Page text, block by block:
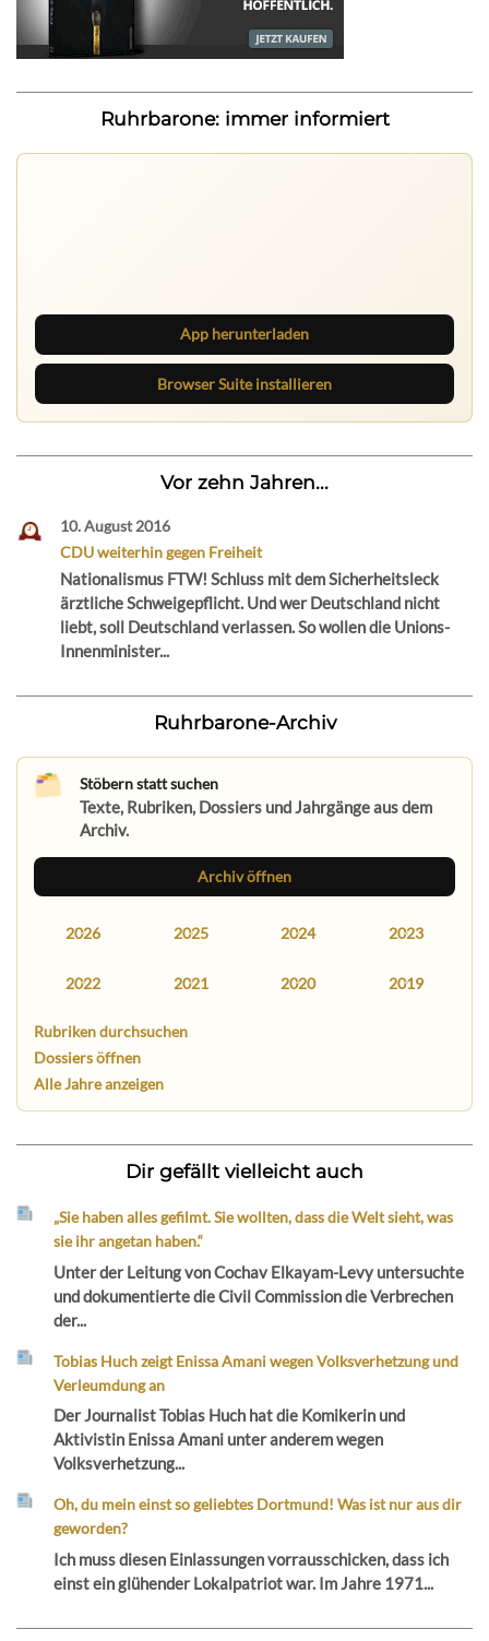
Ruhrbarone: immer informiert
App herunterladen
Browser Suite installieren
Vor zehn Jahren...
10. August 2016
CDU weiterhin gegen Freiheit
Nationalismus FTW! Schluss mit dem Sicherheitsleck
ärztliche Schweigepflicht. Und wer Deutschland nicht
liebt, soll Deutschland verlassen. So wollen die Unions-
Innenminister...
Ruhrbarone-Archiv
Stöbern statt suchen
Texte, Rubriken, Dossiers und Jahrgänge aus dem
Archiv.
Archiv öffnen
2026 2025 2024 2023
2022 2021 2020 2019
Rubriken durchsuchen
Dossiers öffnen
Alle Jahre anzeigen
Dir gefällt vielleicht auch
„Sie haben alles gefilmt. Sie wollten, dass die Welt sieht, was
sie ihr angetan haben.“
Unter der Leitung von Cochav Elkayam-Levy untersuchte
und dokumentierte die Civil Commission die Verbrechen
der...
Tobias Huch zeigt Enissa Amani wegen Volksverhetzung und
Verleumdung an
Der Journalist Tobias Huch hat die Komikerin und
Aktivistin Enissa Amani unter anderem wegen
Volksverhetzung...
Oh, du mein einst so geliebtes Dortmund! Was ist nur aus dir
geworden?
Ich muss diesen Einlassungen vorrausschicken, dass ich
einst ein glühender Lokalpatriot war. Im Jahre 1971...